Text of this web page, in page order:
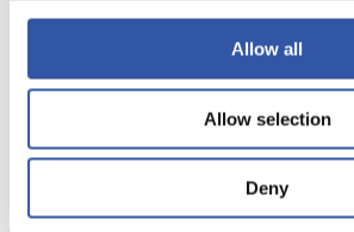
Allow all
Allow selection
Deny